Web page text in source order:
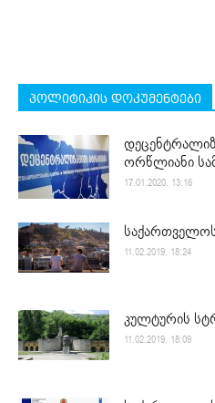
პოლიტიკის დოკუმენტები
ორწლიანი
17.01.2020. 13:16
საქართველოს
11.02.2019. 18:24
კულტურის
11.02.2019. 18:09